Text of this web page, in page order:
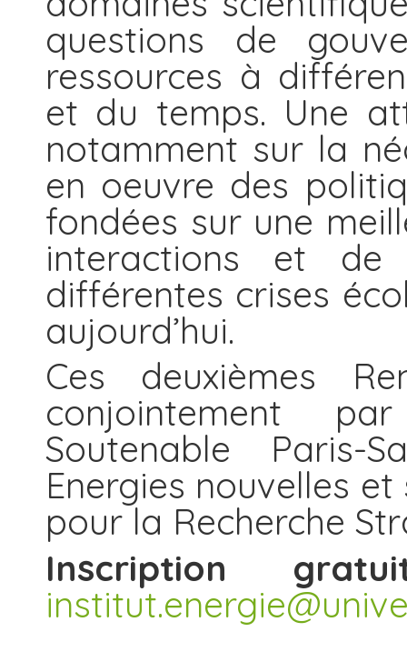
questions de
ressources à
et du temps. Une
notamment sur la
en oeuvre des
fondées sur une
interactions et
différentes crises
aujourd’hui.
Ces deuxièmes
conjointement
Soutenable Paris-
Energies nouvelles
pour la Recherche
Inscription